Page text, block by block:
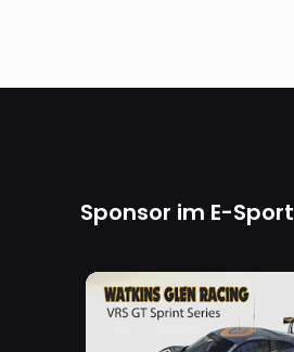
Sponsor im E-Sport